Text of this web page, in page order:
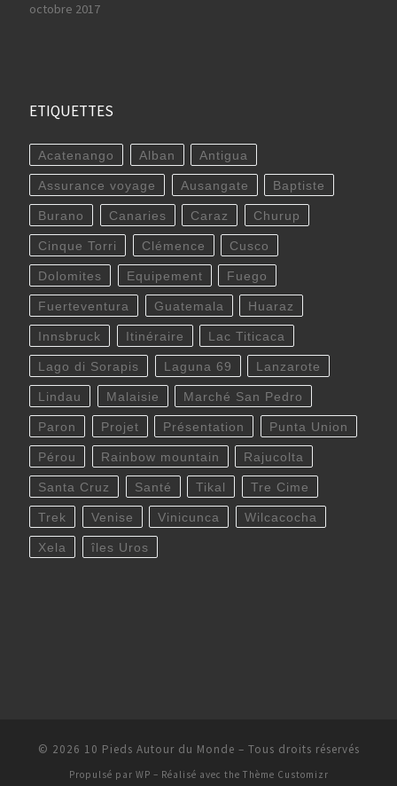
octobre 2017
ETIQUETTES
Acatenango Alban Antigua
Assurance voyage Ausangate Baptiste
Burano Canaries Caraz Churup
Cinque Torri Clémence Cusco
Dolomites Equipement Fuego
Fuerteventura Guatemala Huaraz
Innsbruck Itinéraire Lac Titicaca
Lago di Sorapis Laguna 69 Lanzarote
Lindau Malaisie Marché San Pedro
Paron Projet Présentation Punta Union
Pérou Rainbow mountain Rajucolta
Santa Cruz Santé Tikal Tre Cime
Trek Venise Vinicunca Wilcacocha
Xela îles Uros
© 2026 10 Pieds Autour du Monde – Tous droits réservés
Propulsé par WP – Réalisé avec the Thème Customizr